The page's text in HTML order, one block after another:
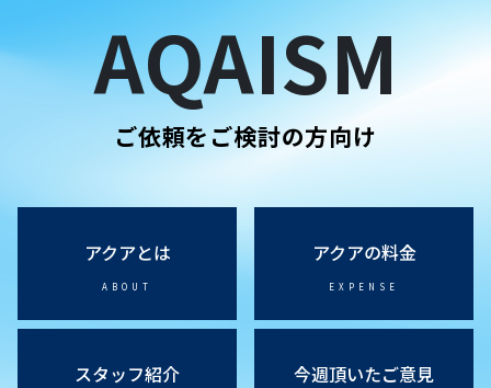
AQAISM
ご依頼をご検討の方向け
アクアとは
ABOUT
アクアの料金
EXPENSE
スタッフ紹介 今週頂いたご意見